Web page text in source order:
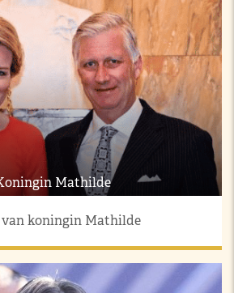
Mathilde
van koningin Mathilde